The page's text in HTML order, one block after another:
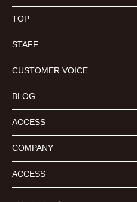
TOP
STAFF
CUSTOMER VOICE
BLOG
ACCESS
COMPANY
ACCESS